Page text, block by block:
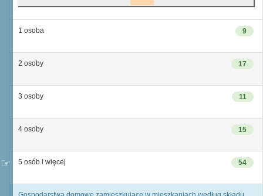
9
1 osoba
17
2 osoby
11
3 osoby
15
4 osoby
54
5 osób i więcej